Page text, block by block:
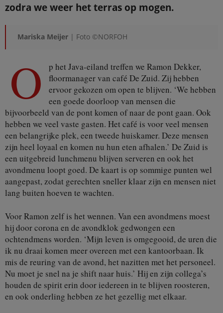
zodra we weer het terras op mogen.
Mariska Meijer | Foto ©NORFOH
O
p het Java-eiland treffen we Ramon Dekker,
floormanager van café De Zuid. Zij hebben
ervoor gekozen om open te blijven. ‘We hebben
een goede doorloop van mensen die
bijvoorbeeld van de pont komen of naar de pont gaan. Ook
hebben we veel vaste gasten. Het café is voor veel mensen
een belangrijke plek, een tweede huiskamer. Deze mensen
zijn heel loyaal en komen nu hun eten afhalen.’ De Zuid is
een uitgebreid lunchmenu blijven serveren en ook het
avondmenu loopt goed. De kaart is op sommige punten wel
aangepast, zodat gerechten sneller klaar zijn en mensen niet
lang buiten hoeven te wachten.
Voor Ramon zelf is het wennen. Van een avondmens moest
hij door corona en de avondklok gedwongen een
ochtendmens worden. ‘Mijn leven is omgegooid, de uren die
ik nu draai komen meer overeen met een kantoorbaan. Ik
mis de reuring van de avond, het nazitten met het personeel.
Nu moet je snel na je shift naar huis.’ Hij en zijn collega’s
houden de spirit erin door iedereen in te blijven roosteren,
en ook onderling hebben ze het gezellig met elkaar.